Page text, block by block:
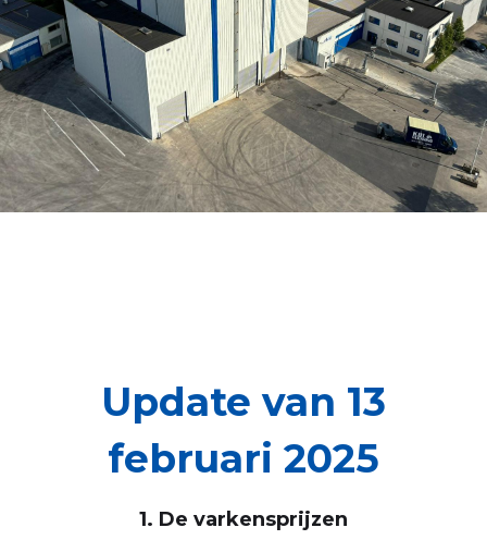
Update van 13
februari 2025
1. De varkensprijzen